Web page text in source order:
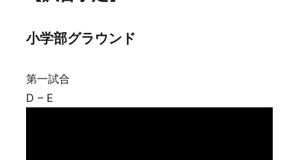
小学部グラウンド
第一試合
D – E